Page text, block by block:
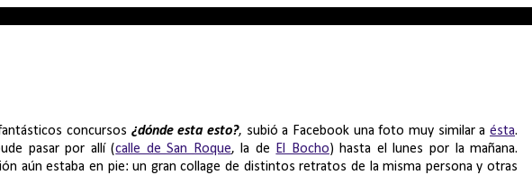
concursos ¿dónde esta esto?, subió a Facebook una foto muy similar aésta.
pasar por allí (calle de San Roque, la de El Bocho) hasta el lunes por la mañana.
aún estaba en pie: un gran collage de distintos retratos de la misma persona y otras